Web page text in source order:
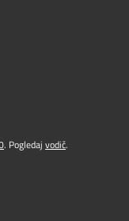
. Pogledaj vodič.